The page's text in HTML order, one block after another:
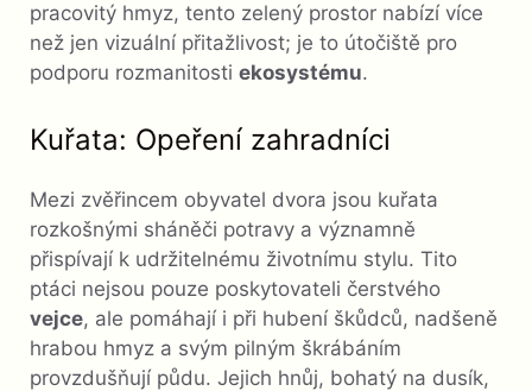
pracovitý hmyz, tento zelený prostor nabízí více
než jen vizuální přitažlivost; je to útočiště pro
podporu rozmanitosti ekosystému.
Kuřata: Opeření zahradníci
Mezi zvěřincem obyvatel dvora jsou kuřata
rozkošnými sháněči potravy a významně
přispívají k udržitelnému životnímu stylu. Tito
ptáci nejsou pouze poskytovateli čerstvého
vejce, ale pomáhají i při hubení škůdců, nadšeně
hrabou hmyz a svým pilným škrábáním
provzdušňují půdu. Jejich hnůj, bohatý na dusík,